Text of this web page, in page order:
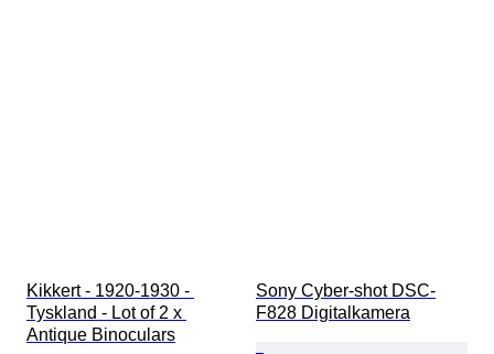
Kikkert - 1920-1930 -
Tyskland - Lot of 2 x
Antique Binoculars
Sony Cyber-shot DSC-
F828 Digitalkamera